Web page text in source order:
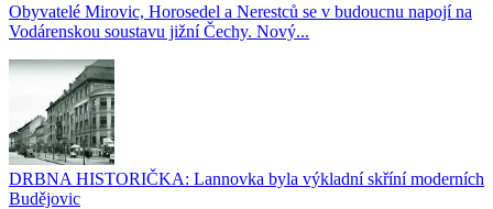
Obyvatelé Mirovic, Horosedel a Nerestců se v budoucnu napojí na
Vodárenskou soustavu jižní Čechy. Nový...
DRBNA HISTORIČKA: Lannovka byla výkladní skříní moderních
Budějovic